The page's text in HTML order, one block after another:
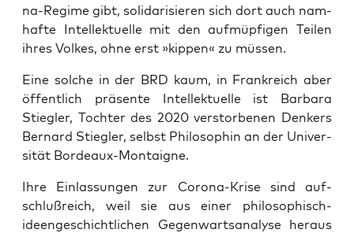
na-Regime gibt, soli­da­ri­sie­ren sich dort auch nam­
haf­te Intel­lek­tu­el­le mit den auf­müp­fi­gen Tei­len
ihres Vol­kes, ohne erst »kip­pen« zu müssen.
Eine sol­che in der BRD kaum, in Frank­reich aber
öffent­lich ­prä­sen­te Intel­lek­tu­el­le ist Bar­ba­ra
Stiegler, Toch­ter des 2020 ver­stor­be­nen ­Den­kers
Ber­nard Stiegler, selbst Phi­lo­so­phin an der Uni­ver­
si­tät Bordeaux-Montaigne.
Ihre Ein­las­sun­gen zur Coro­na-Kri­se sind auf­
schluß­reich, weil sie aus einer phi­lo­so­phisch-
ideen­ge­schicht­li­chen Gegen­warts­ana­ly­se her­aus